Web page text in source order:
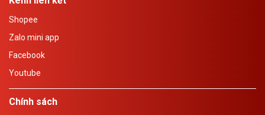
và duy trì tình trạng đầu hàn ổn định trong suốt quá trình.
Đế robot
chính xác khi robot vận hành.
1.3. Nguyên lý hoạt động của robot
hàn
được tự động hóa hoàn toàn với các bước sau:
Shopee
Zalo mini app
Facebook
Youtube
Chính sách